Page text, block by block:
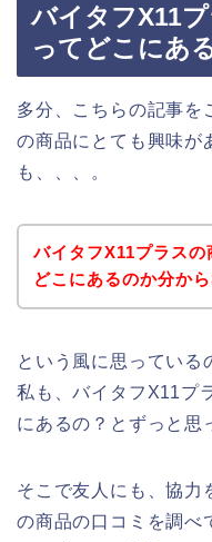
バイタフX11
ってどこにあ
多分、こちらの記事を
の商品にとても興味が
も、、、。
バイタフX11プラス
どこにあるのか分から
という風に思っている
私も、バイタフX11プ
にあるの？とずっと思
そこで友人にも、協力
の商品の口コミを調べ